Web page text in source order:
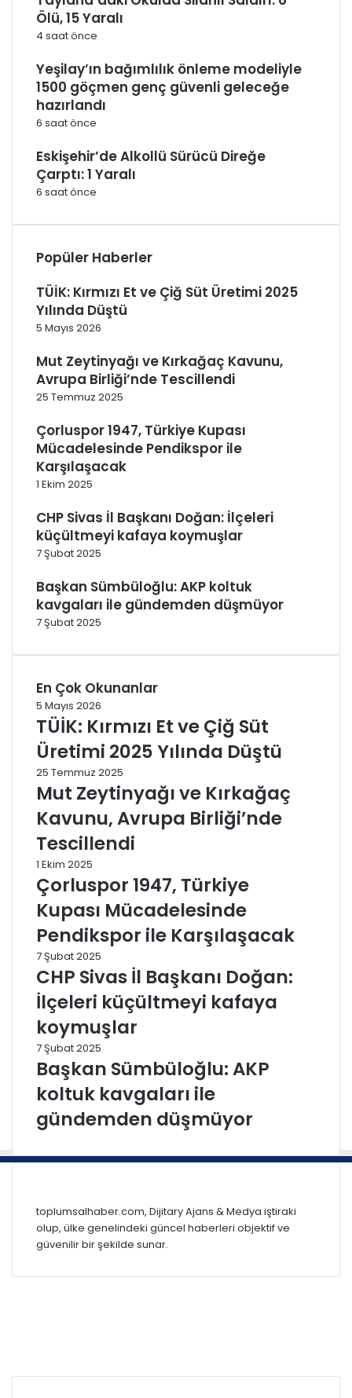
Ölü, 15 Yaralı
4 saat önce
Yeşilay’ın bağımlılık önleme modeliyle
1500 göçmen genç güvenli geleceğe
hazırlandı
6 saat önce
Eskişehir’de Alkollü Sürücü Direğe
Çarptı: 1 Yaralı
6 saat önce
Popüler Haberler
TÜİK: Kırmızı Et ve Çiğ Süt Üretimi 2025
Yılında Düştü
5 Mayıs 2026
Mut Zeytinyağı ve Kırkağaç Kavunu,
Avrupa Birliği’nde Tescillendi
25 Temmuz 2025
Çorluspor 1947, Türkiye Kupası
Mücadelesinde Pendikspor ile
Karşılaşacak
1 Ekim 2025
CHP Sivas İl Başkanı Doğan: İlçeleri
küçültmeyi kafaya koymuşlar
7 Şubat 2025
Başkan Sümbüloğlu: AKP koltuk
kavgaları ile gündemden düşmüyor
7 Şubat 2025
En Çok Okunanlar
5 Mayıs 2026
TÜİK: Kırmızı Et ve Çiğ Süt
Üretimi 2025 Yılında Düştü
25 Temmuz 2025
Mut Zeytinyağı ve Kırkağaç
Kavunu, Avrupa Birliği’nde
Tescillendi
1 Ekim 2025
Çorluspor 1947, Türkiye
Kupası Mücadelesinde
Pendikspor ile Karşılaşacak
7 Şubat 2025
CHP Sivas İl Başkanı Doğan:
İlçeleri küçültmeyi kafaya
koymuşlar
7 Şubat 2025
Başkan Sümbüloğlu: AKP
koltuk kavgaları ile
gündemden düşmüyor
toplumsalhaber.com, Dijitary Ajans & Medya iştiraki
olup, ülke genelindeki güncel haberleri objektif ve
güvenilir bir şekilde sunar.